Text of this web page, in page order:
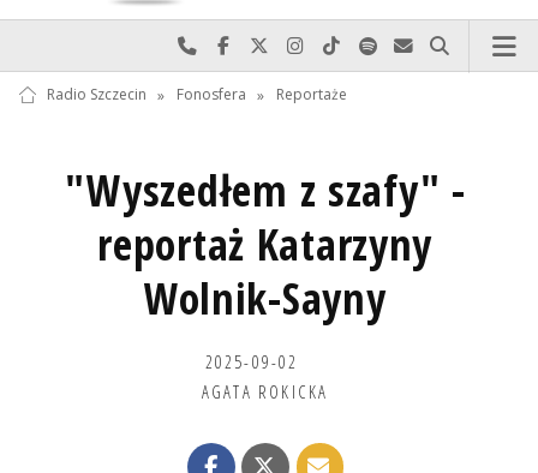
Najlepiej po prostu do nas zadzwoń
Odwiedź nas na Facebook-u
Odwiedź nas na X
Odwiedź nas na Instagram-ie
Odwiedź nas na TikTok-u
Szukaj nas na Spotify
Wyślij do nas
Szukaj
Radio Szczecin » Fonosfera » Reportaże
"Wyszedłem z szafy" -
reportaż Katarzyny
Wolnik-Sayny
2025-09-02
AGATA ROKICKA